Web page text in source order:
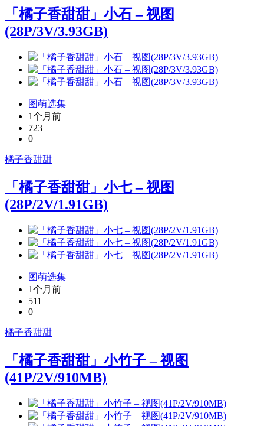
「橘子香甜甜」小石 – 视图
(28P/3V/3.93GB)
图萌选集
1个月前
723
0
橘子香甜甜
「橘子香甜甜」小七 – 视图
(28P/2V/1.91GB)
图萌选集
1个月前
511
0
橘子香甜甜
「橘子香甜甜」小竹子 – 视图
(41P/2V/910MB)